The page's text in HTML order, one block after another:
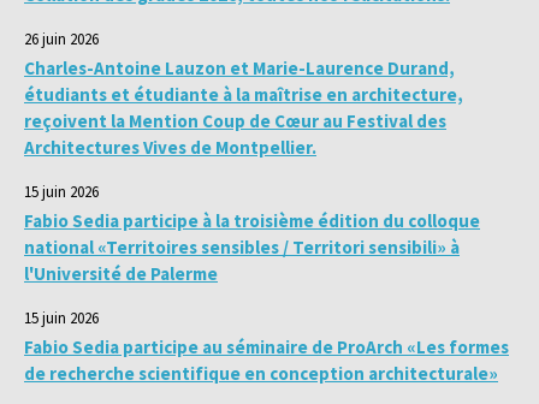
26 juin 2026
Charles-Antoine Lauzon et Marie-Laurence Durand,
étudiants et étudiante à la maîtrise en architecture,
reçoivent la Mention Coup de Cœur au Festival des
Architectures Vives de Montpellier.
15 juin 2026
Fabio Sedia participe à la troisième édition du colloque
national «Territoires sensibles / Territori sensibili» à
l'Université de Palerme
15 juin 2026
Fabio Sedia participe au séminaire de ProArch «Les formes
de recherche scientifique en conception architecturale»